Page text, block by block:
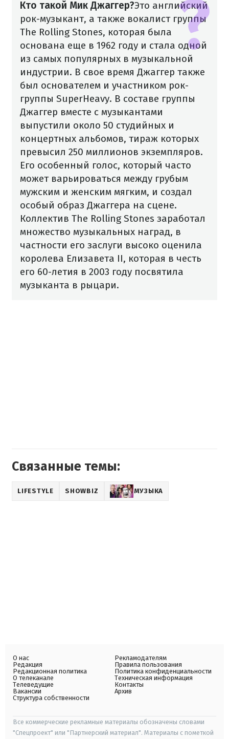
Кто такой Мик Джаггер?Это английский
рок-музыкант, а также вокалист группы
The Rolling Stones, которая была
основана еще в 1962 году и стала одной
из самых популярных в музыкальной
индустрии. В свое время Джаггер также
был основателем и участником рок-
группы SuperHeavy. В составе группы
Джаггер вместе с музыкантами
выпустили около 50 студийных и
концертных альбомов, тираж которых
превысил 250 миллионов экземпляров.
Его особенный голос, который часто
может варьироваться между грубым
мужским и женским мягким, и создал
особый образ Джаггера на сцене.
Коллектив The Rolling Stones заработал
множество музыкальных наград, в
частности его заслуги высоко оценила
королева Елизавета II, которая в честь
его 60-летия в 2003 году посвятила
музыканта в рыцари.
Связанные темы:
LIFESTYLE SHOWBIZ МУЗЫКА
О нас
Редакция
Редакционная политика
О телеканале
Телеведущие
Вакансии
Структура собственности
Рекламодателям
Правила пользования
Политика конфиденциальности
Техническая информация
Контакты
Архив
Все коммерческие рекламные материалы обозначены словами
"Спецпроект" или "Партнерский материал". Материалы с пометкой